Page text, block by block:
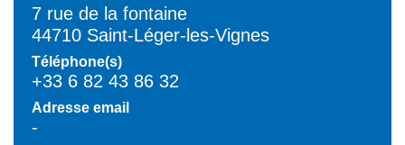
7 rue de la fontaine
44710 Saint-Léger-les-Vignes
Téléphone(s)
+33 6 82 43 86 32
Adresse email
-